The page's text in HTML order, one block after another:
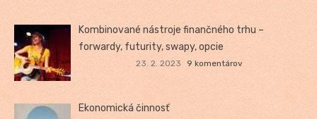
Kombinované nástroje finančného trhu –
forwardy, futurity, swapy, opcie
23. 2. 2023 9 komentárov
Ekonomická činnosť